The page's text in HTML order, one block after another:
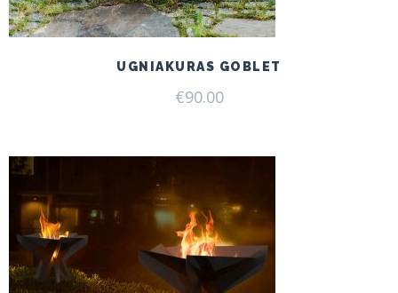
UGNIAKURAS GOBLET
€90.00